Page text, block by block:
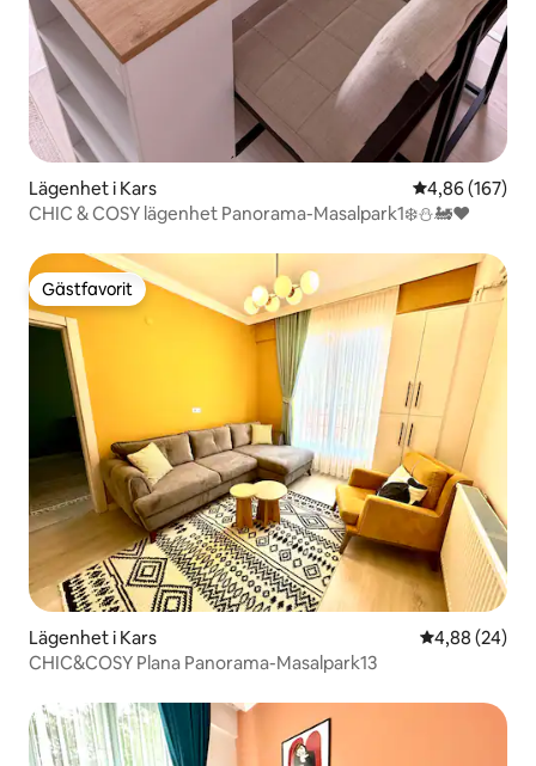
Lägenhet i Kars 4,86 av 5 i
4,86 (167)
CHIC & COSY lägenhet Panorama-Masalpark1❄️⛄️🚂❤️
Gästfavorit
Gästfavorit
Lägenhet i Kars 4,88 av 5 i
4,88 (24)
CHIC&COSY Plana Panorama-Masalpark13